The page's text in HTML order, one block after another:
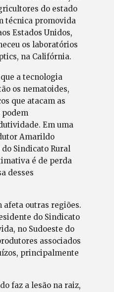
do estado
técnica promovida
Estados Unidos,
os laboratórios
na Califórnia.
a tecnologia
os nematoides,
que atacam as
podem
Em uma
Amarildo
Sindicato Rural
é de perda
desses
afeta outras regiões.
do Sindicato
no Sudoeste do
associados
principalmente
faz a lesão na raiz,